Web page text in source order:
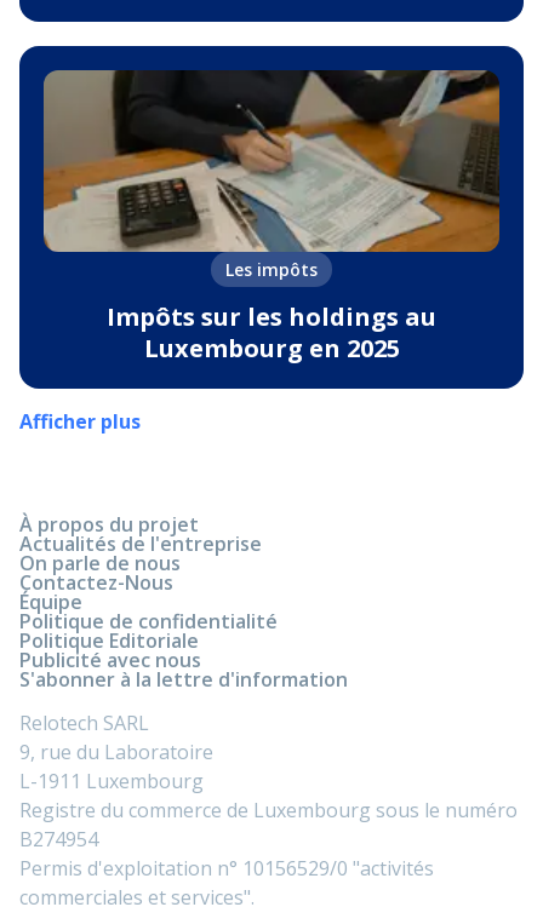
Les impôts
Impôts sur les holdings au
Luxembourg en 2025
Afficher plus
À propos du projet
Actualités de l'entreprise
On parle de nous
Contactez-Nous
Équipe
Politique de confidentialité
Politique Editoriale
Publicité avec nous
S'abonner à la lettre d'information
Relotech SARL
9, rue du Laboratoire
L-1911 Luxembourg
Registre du commerce de Luxembourg sous le numéro
B274954
Permis d'exploitation n° 10156529/0 "activités
commerciales et services".